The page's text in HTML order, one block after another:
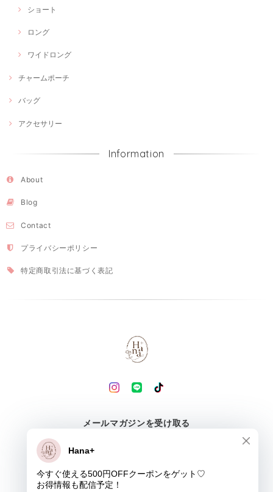
ショート
ロング
ワイドロング
チャームポーチ
バッグ
アクセサリー
Information
About
Blog
Contact
プライバシーポリシー
特定商取引法に基づく表記
メールマガジンを受け取る